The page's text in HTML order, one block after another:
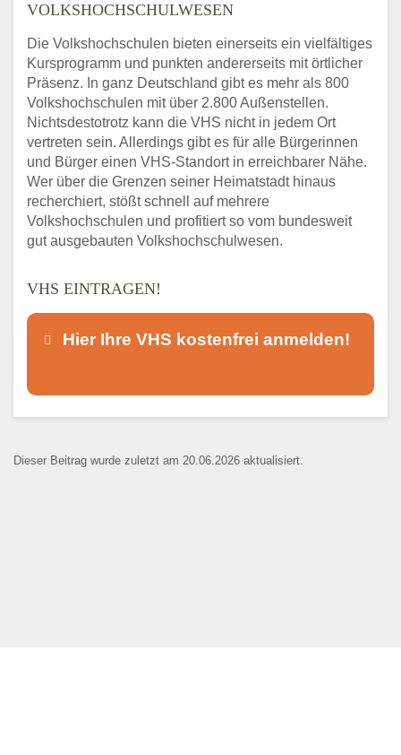
VOLKSHOCHSCHULWESEN
Die Volkshochschulen bieten einerseits ein vielfältiges
Kursprogramm und punkten andererseits mit örtlicher
Präsenz. In ganz Deutschland gibt es mehr als 800
Volkshochschulen mit über 2.800 Außenstellen.
Nichtsdestotrotz kann die VHS nicht in jedem Ort
vertreten sein. Allerdings gibt es für alle Bürgerinnen
und Bürger einen VHS-Standort in erreichbarer Nähe.
Wer über die Grenzen seiner Heimatstadt hinaus
recherchiert, stößt schnell auf mehrere
Volkshochschulen und profitiert so vom bundesweit
gut ausgebauten Volkshochschulwesen.
VHS EINTRAGEN!
Hier Ihre VHS kostenfrei anmelden!
Kontaktaufnahme und ist nicht
Dieser Beitrag wurde zuletzt am 20.06.2026 aktualisiert.